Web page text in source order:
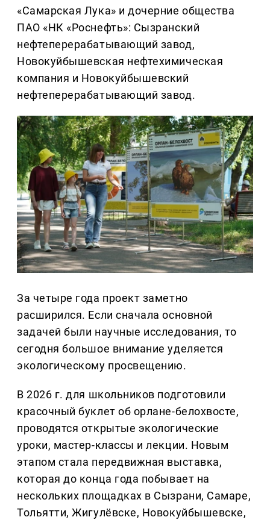
«Самарская Лука» и дочерние общества
ПАО «НК «Роснефть»: Сызранский
нефтеперерабатывающий завод,
Новокуйбышевская нефтехимическая
компания и Новокуйбышевский
нефтеперерабатывающий завод.
За четыре года проект заметно
расширился. Если сначала основной
задачей были научные исследования, то
сегодня большое внимание уделяется
экологическому просвещению.
В 2026 г. для школьников подготовили
красочный буклет об орлане-белохвосте,
проводятся открытые экологические
уроки, мастер-классы и лекции. Новым
этапом стала передвижная выставка,
которая до конца года побывает на
нескольких площадках в Сызрани, Самаре,
Тольятти, Жигулёвске, Новокуйбышевске,